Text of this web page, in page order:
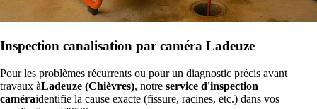
Inspection canalisation par caméra Ladeuze
Pour les problèmes récurrents ou pour un diagnostic précis avant
travaux àLadeuze (Chièvres), notre service d'inspection
caméraidentifie la cause exacte (fissure, racines, etc.) dans vos